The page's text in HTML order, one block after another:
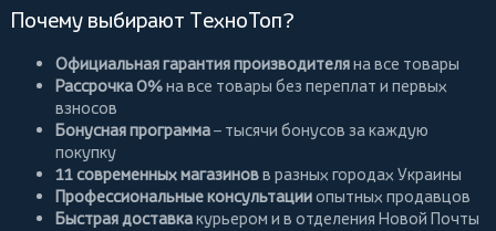
Почему выбирают ТехноТоп?
Официальная гарантия производителяна все товары
Рассрочка 0%на все товары без переплат и первых
взносов
Бонусная программа– тысячи бонусов за каждую
покупку
11 современных магазиновв разных городах Украины
Профессиональные консультацииопытных продавцов
Быстрая доставкакурьером и в отделения Новой Почты